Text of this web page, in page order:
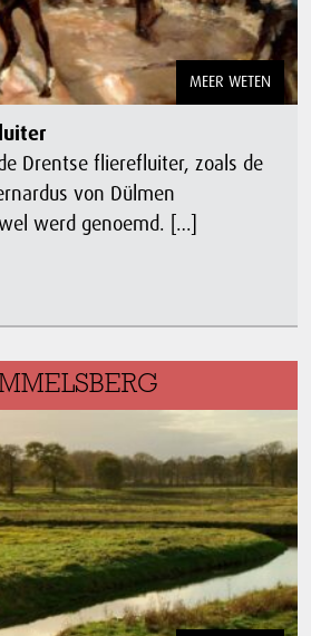
MEER WETEN
Drentse flierefluiter, zoals de
von Dülmen
werd genoemd. […]